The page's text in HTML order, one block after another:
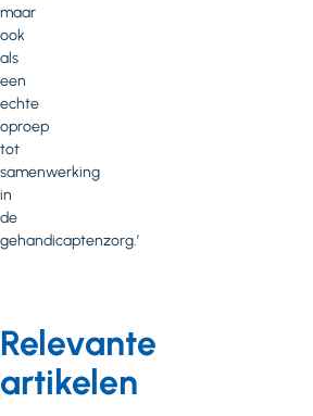
maar
ook
als
een
echte
oproep
tot
samenwerking
in
de
gehandicaptenzorg.’
Relevante
artikelen